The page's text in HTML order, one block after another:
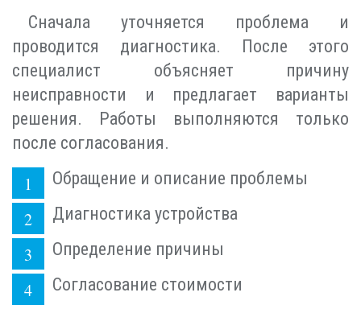
Сначала уточняется проблема и
проводится диагностика. После этого
специалист объясняет причину
неисправности и предлагает варианты
решения. Работы выполняются только
после согласования.
Обращение и описание проблемы
Диагностика устройства
Определение причины
Согласование стоимости